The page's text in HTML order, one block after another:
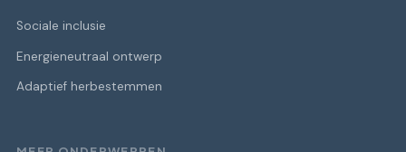
Sociale inclusie
Energieneutraal ontwerp
Adaptief herbestemmen